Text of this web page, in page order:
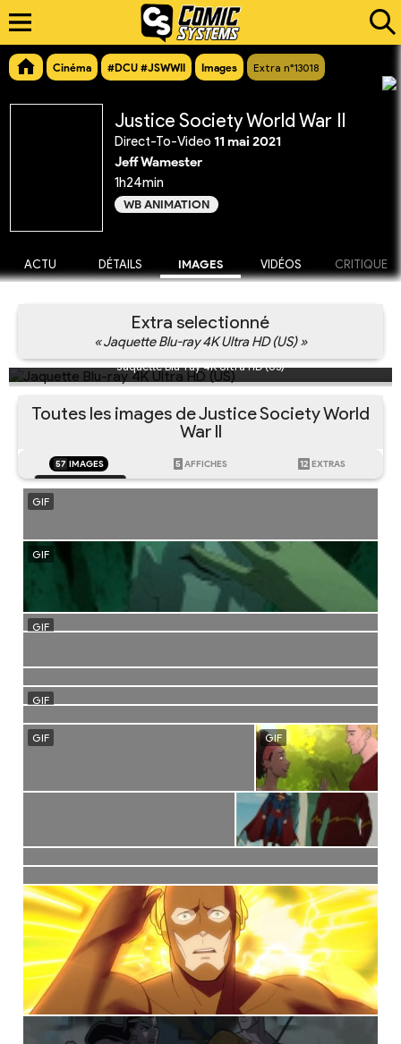
Cinéma #DCU #JSWWII Images Extra n°13018
Justice Society World War II
Direct-To-Video 11 mai 2021
Jeff Wamester
1h24min
WB ANIMATION
ACTU DÉTAILS IMAGES VIDÉOS CRITIQUE
Extra selectionné
« Jaquette Blu-ray 4K Ultra HD (US) »
Jaquette Blu-ray 4K Ultra HD (US)
Toutes les images de Justice Society World
War II
57 IMAGES 5 AFFICHES 12 EXTRAS